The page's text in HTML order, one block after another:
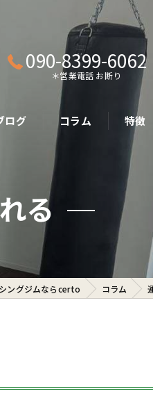
090-8399-6062
＊営業電話 お断り
ログ コラム 特徴
ボク
パー
ボデ
初心者
ダイ
る
ングジムならcerto コラム